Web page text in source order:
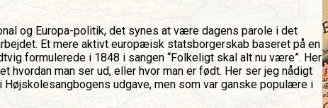
og Europa-politik, det synes at være dagens parole i det
Et mere aktivt europæisk statsborgerskab baseret på en
formulerede i 1848 i sangen “Folkeligt skal alt nu være”. Her
man ser ud, eller hvor man er født. Her ser jeg nådigt
udgave, men som var ganske populære i